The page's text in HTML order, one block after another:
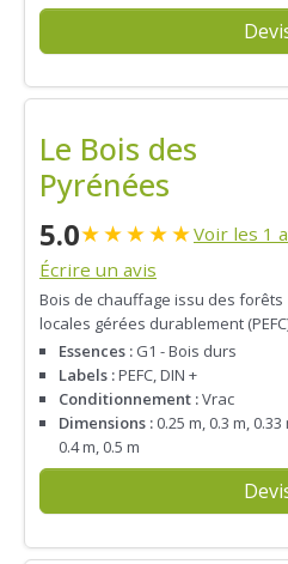
Le Bois des
Pyrénées
5.0★★★★★Voir les 1
Écrire un avis
Bois de chauffage issu des forêts
locales gérées durablement
Essences : G1 - Bois durs
Labels :PEFC, DIN +
Conditionnement :Vrac
Dimensions : 0.25 m, 0.3 m, 0.33
0.4 m, 0.5 m